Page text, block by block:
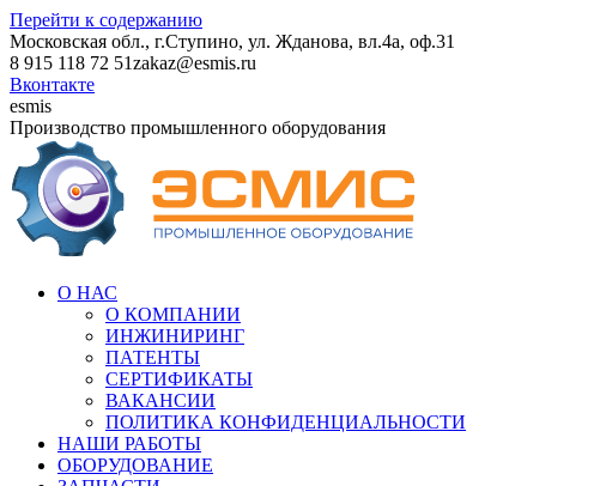
Перейти к содержанию
Московская обл., г.Ступино, ул. Жданова, вл.4а, оф.31
8 915 118 72 51zakaz@esmis.ru
Вконтакте
esmis
Производство промышленного оборудования
О НАС
О КОМПАНИИ
ИНЖИНИРИНГ
ПАТЕНТЫ
СЕРТИФИКАТЫ
ВАКАНСИИ
ПОЛИТИКА КОНФИДЕНЦИАЛЬНОСТИ
НАШИ РАБОТЫ
ОБОРУДОВАНИЕ